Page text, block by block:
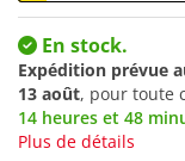
En stock.
Expédition prévue
13 août, pour toute
14 heures et 48
Plus de détails